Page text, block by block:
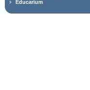
Educarium